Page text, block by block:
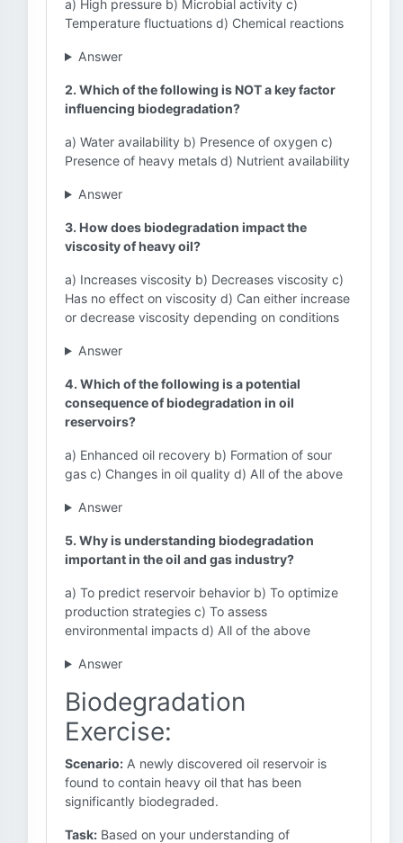
a) High pressure b) Microbial activity c)
Temperature fluctuations d) Chemical reactions
Answer
2. Which of the following is NOT a key factor
influencing biodegradation?
a) Water availability b) Presence of oxygen c)
Presence of heavy metals d) Nutrient availability
Answer
3. How does biodegradation impact the
viscosity of heavy oil?
a) Increases viscosity b) Decreases viscosity c)
Has no effect on viscosity d) Can either increase
or decrease viscosity depending on conditions
Answer
4. Which of the following is a potential
consequence of biodegradation in oil
reservoirs?
a) Enhanced oil recovery b) Formation of sour
gas c) Changes in oil quality d) All of the above
Answer
5. Why is understanding biodegradation
important in the oil and gas industry?
a) To predict reservoir behavior b) To optimize
production strategies c) To assess
environmental impacts d) All of the above
Answer
Biodegradation
Exercise:
Scenario: A newly discovered oil reservoir is
found to contain heavy oil that has been
significantly biodegraded.
Task: Based on your understanding of